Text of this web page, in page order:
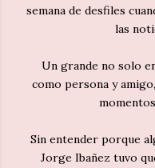
semana de desfiles
las
Un grande no solo
como persona y
Sin entender porque
Jorge Ibañez tuvo